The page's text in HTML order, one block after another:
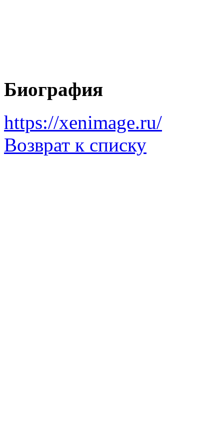
Биография
https://xenimage.ru/
Возврат к списку